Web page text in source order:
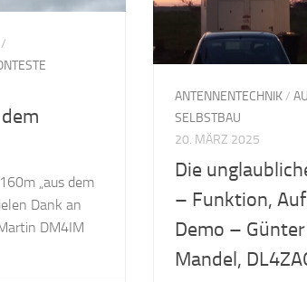
/
„aus dem
Dank an
DM4IM
ANTENNENTECHNIK/
SELBSTBAU
20. MÄRZ 2025
Die
– Funktion,
Demo –
Mandel,